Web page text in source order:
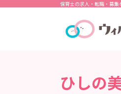
保育士の求人・転職・募集
ひしの